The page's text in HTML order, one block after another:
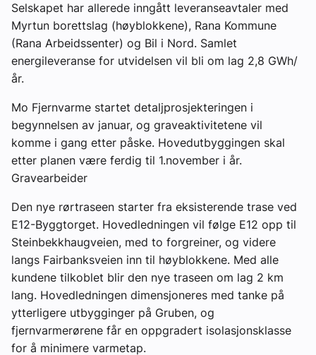
Tips oss
eBlad
Selskapet har allerede inngått leveranseavtaler med
Myrtun borettslag (høyblokkene), Rana Kommune
(Rana Arbeidssenter) og Bil i Nord. Samlet
energileveranse for utvidelsen vil bli om lag 2,8 GWh/
år.
Mo Fjernvarme startet detaljprosjekteringen i
begynnelsen av januar, og graveaktivitetene vil
komme i gang etter påske. Hovedutbyggingen skal
etter planen være ferdig til 1.november i år.
Gravearbeider
Den nye rørtraseen starter fra eksisterende trase ved
E12-Byggtorget. Hovedledningen vil følge E12 opp til
Steinbekkhaugveien, med to forgreiner, og videre
langs Fairbanksveien inn til høyblokkene. Med alle
kundene tilkoblet blir den nye traseen om lag 2 km
lang. Hovedledningen dimensjoneres med tanke på
ytterligere utbygginger på Gruben, og
fjernvarmerørene får en oppgradert isolasjonsklasse
for å minimere varmetap.